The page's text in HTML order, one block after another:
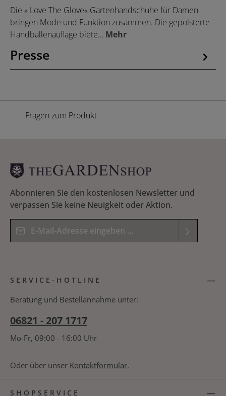
Die » Love The Glove« Gartenhandschuhe für Damen
bringen Mode und Funktion zusammen. Die gepolsterte
Handballenauflage biete… Mehr
Presse
Fragen zum Produkt
Abonnieren Sie den kostenlosen Newsletter und
verpassen Sie keine Neuigkeit oder Aktion.
E-Mail-Adresse*
Kenntnis genommen und die
Bitte geben Sie das Ergebnis der Gleichung in das
nachfolgende Textfeld ein. *
SERVICE-HOTLINE
Beratung und Bestellannahme unter:
06821 - 207 1717
Mo-Fr, 09:00 - 16:00 Uhr
Oder über unser Kontaktformular.
SHOPSERVICE